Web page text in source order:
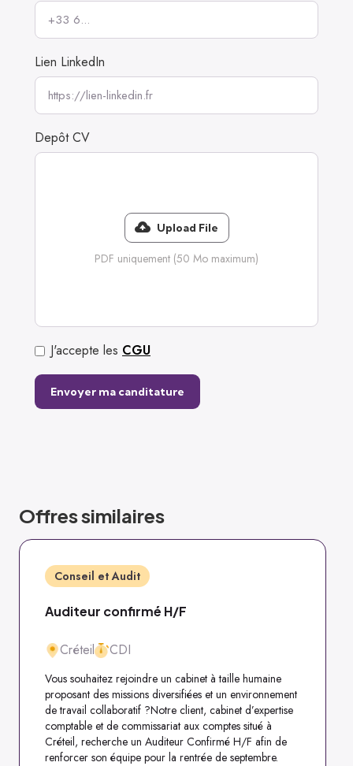
Lien LinkedIn
Depôt CV
Upload File
PDF uniquement (50 Mo maximum)
J'accepte les CGU
Offres similaires
Conseil et Audit
Auditeur confirmé H/F
Créteil CDI
Vous souhaitez rejoindre un cabinet à taille humaine
proposant des missions diversifiées et un environnement
de travail collaboratif ?Notre client, cabinet d’expertise
comptable et de commissariat aux comptes situé à
Créteil, recherche un Auditeur Confirmé H/F afin de
renforcer son équipe pour la rentrée de septembre.